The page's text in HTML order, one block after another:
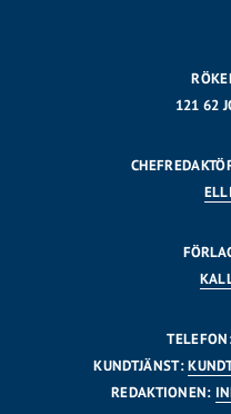
121 62
KUNDTJÄNST:
REDAKTIONEN: